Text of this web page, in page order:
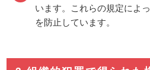
います。これらの規定によ
を防止しています。